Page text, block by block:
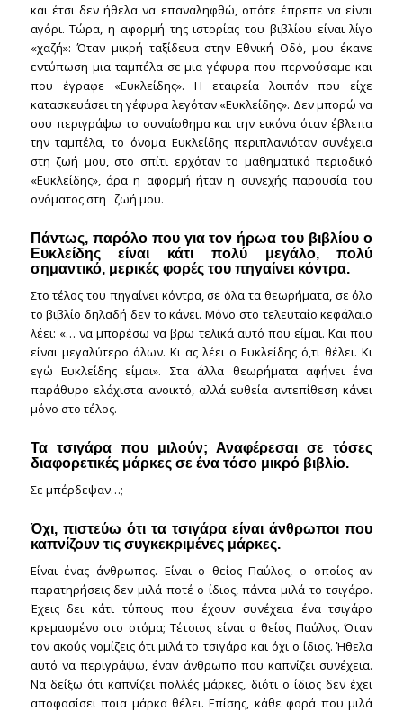
και έτσι δεν ήθελα να επαναληφθώ, οπότε έπρεπε να είναι
αγόρι. Τώρα, η αφορμή της ιστορίας του βιβλίου είναι λίγο
«χαζή»: Όταν μικρή ταξίδευα στην Εθνική Οδό, μου έκανε
εντύπωση μια ταμπέλα σε μια γέφυρα που περνούσαμε και
που έγραφε «Ευκλείδης». Η εταιρεία λοιπόν που είχε
κατασκευάσει τη γέφυρα λεγόταν «Ευκλείδης». Δεν μπορώ να
σου περιγράψω το συναίσθημα και την εικόνα όταν έβλεπα
την ταμπέλα, το όνομα Ευκλείδης περιπλανιόταν συνέχεια
στη ζωή μου, στο σπίτι ερχόταν το μαθηματικό περιοδικό
«Ευκλείδης», άρα η αφορμή ήταν η συνεχής παρουσία του
ονόματος στη ζωή μου.
Πάντως, παρόλο που για τον ήρωα του βιβλίου ο
Ευκλείδης είναι κάτι πολύ μεγάλο, πολύ
σημαντικό, μερικές φορές του πηγαίνει κόντρα.
Στο τέλος του πηγαίνει κόντρα, σε όλα τα θεωρήματα, σε όλο
το βιβλίο δηλαδή δεν το κάνει. Μόνο στο τελευταίο κεφάλαιο
λέει: «… να μπορέσω να βρω τελικά αυτό που είμαι. Και που
είναι μεγαλύτερο όλων. Κι ας λέει ο Ευκλείδης ό,τι θέλει. Κι
εγώ Ευκλείδης είμαι». Στα άλλα θεωρήματα αφήνει ένα
παράθυρο ελάχιστα ανοικτό, αλλά ευθεία αντεπίθεση κάνει
μόνο στο τέλος.
Τα τσιγάρα που μιλούν; Αναφέρεσαι σε τόσες
διαφορετικές μάρκες σε ένα τόσο μικρό βιβλίο.
Σε μπέρδεψαν…;
Όχι, πιστεύω ότι τα τσιγάρα είναι άνθρωποι που
καπνίζουν τις συγκεκριμένες μάρκες.
Είναι ένας άνθρωπος. Είναι ο θείος Παύλος, ο οποίος αν
παρατηρήσεις δεν μιλά ποτέ ο ίδιος, πάντα μιλά το τσιγάρο.
Έχεις δει κάτι τύπους που έχουν συνέχεια ένα τσιγάρο
κρεμασμένο στο στόμα; Τέτοιος είναι ο θείος Παύλος. Όταν
τον ακούς νομίζεις ότι μιλά το τσιγάρο και όχι ο ίδιος. Ήθελα
αυτό να περιγράψω, έναν άνθρωπο που καπνίζει συνέχεια.
Να δείξω ότι καπνίζει πολλές μάρκες, διότι ο ίδιος δεν έχει
αποφασίσει ποια μάρκα θέλει. Επίσης, κάθε φορά που μιλά